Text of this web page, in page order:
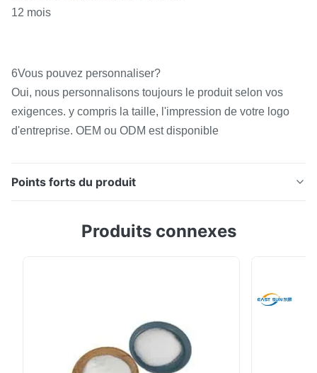
12 mois
6Vous pouvez personnaliser?
Oui, nous personnalisons toujours le produit selon vos
exigences. y compris la taille, l'impression de votre logo
d'entreprise. OEM ou ODM est disponible
Points forts du produit
Excellente adhérence pour les vêtements de sport et
Produits connexes